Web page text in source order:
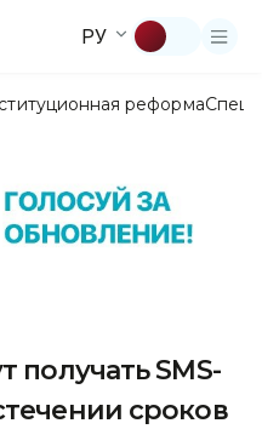
РУ
реформа
получать SMS-
сроков